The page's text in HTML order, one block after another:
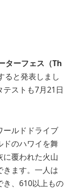
ターフェス（Th
ると発表しまし
ストも7月21日
ールドドライブ
ドのハワイを舞
に覆われた火山
きます。一人は
き、610以上もの